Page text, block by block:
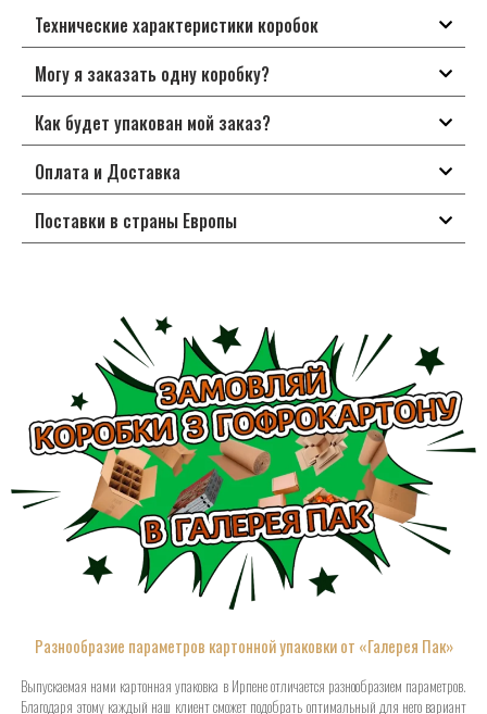
Технические характеристики коробок
Могу я заказать одну коробку?
Как будет упакован мой заказ?
Оплата и Доставка
Поставки в страны Европы
Разнообразие параметров картонной упаковки от «Галерея Пак»
Выпускаемая нами картонная упаковка в Ирпене отличается разнообразием параметров.
Благодаря этому каждый наш клиент сможет подобрать оптимальный для него вариант